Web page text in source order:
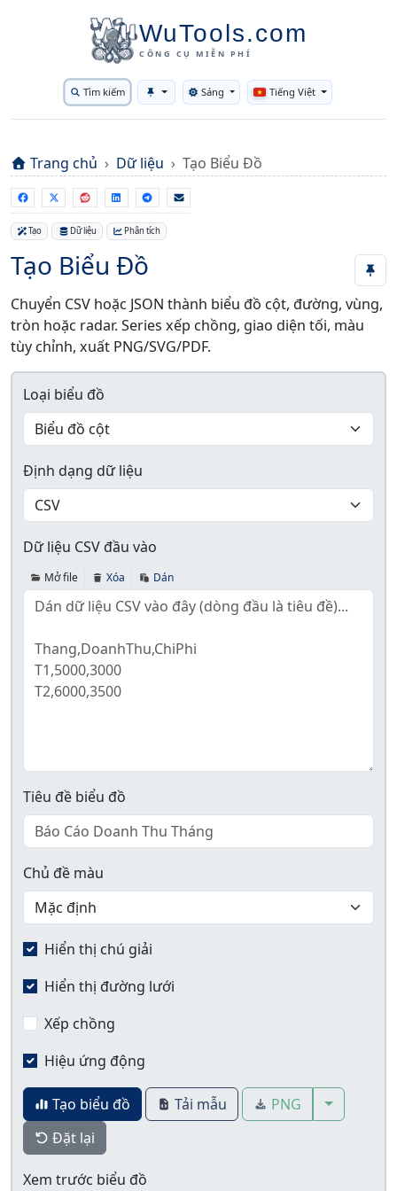
WuTools.com
CÔNG CỤ MIỄN PHÍ
Tìm kiếm Toggle theme
Sáng Tiếng Việt
Trang chủ Dữ liệu Tạo Biểu Đồ
Tạo Dữ liệu Phân tích
Tạo Biểu Đồ
Chuyển CSV hoặc JSON thành biểu đồ cột, đường, vùng,
tròn hoặc radar. Series xếp chồng, giao diện tối, màu
tùy chỉnh, xuất PNG/SVG/PDF.
Loại biểu đồ
Định dạng dữ liệu
Dữ liệu CSV đầu vào
Mở file Xóa Dán
Tiêu đề biểu đồ
Chủ đề màu
Hiển thị chú giải
Hiển thị đường lưới
Xếp chồng
Hiệu ứng động
Tạo biểu đồ Tải mẫu PNG
More
Đặt lại
Xem trước biểu đồ